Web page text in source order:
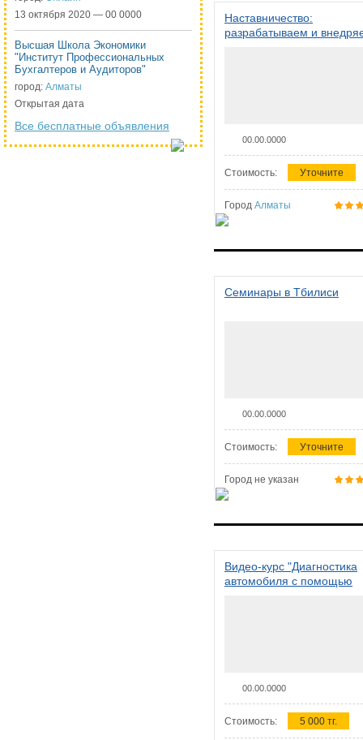
13 октября 2020 — 00 0000
Высшая Школа Экономики
"Институт Профессиональных
Бухгалтеров и Аудиторов"
город: Алматы
Открытая дата
Все бесплатные объявления
Наставничество:
разрабатываем и
00.00.0000
Стоимость: Уточните
Город Алматы
Семинары в Тбилиси
00.00.0000
Стоимость: Уточните
Город не указан
Видео-курс "Диагностика
автомобиля с помощью
00.00.0000
Стоимость: 5 000 тг.